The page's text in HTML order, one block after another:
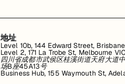
地址
Level 10b, 144 Edward Street,
Level 2, 171 La Trobe St, Melbourne
四川省成都市武侯区桂溪街道天府大道
场B座45A13号
Business Hub, 155 Waymouth St,